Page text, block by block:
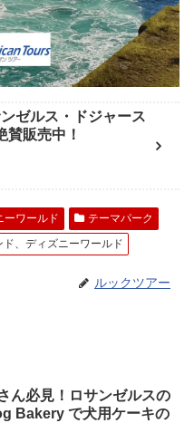
ゼルス・ドジャース
賛販売中！
ーワールド
テーマパーク
ド、ディズニーワールド
ルックツアー
ん必見！ロサンゼルスの
Bakery で犬用ケーキの